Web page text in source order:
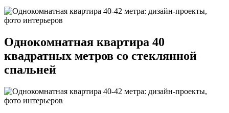
Однокомнатная квартира 40
квадратных метров со стеклянной
спальней